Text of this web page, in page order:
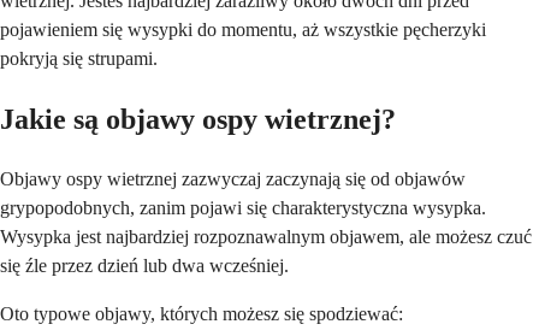
pojawieniem się wysypki do momentu, aż wszystkie pęcherzyki
pokryją się strupami.
Jakie są objawy ospy wietrznej?
Objawy ospy wietrznej zazwyczaj zaczynają się od objawów
grypopodobnych, zanim pojawi się charakterystyczna wysypka.
Wysypka jest najbardziej rozpoznawalnym objawem, ale możesz czuć
się źle przez dzień lub dwa wcześniej.
Oto typowe objawy, których możesz się spodziewać: